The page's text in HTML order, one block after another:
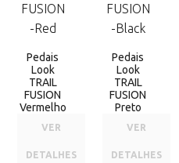
Pedais
Look
TRAIL
FUSION
Vermelho
VER
DETALHES
Pedais
Look
TRAIL
FUSION
Preto
VER
DETALHES